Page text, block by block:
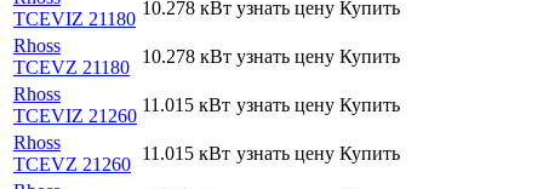
TCEVIZ 21180
10.278 кВт узнать цену Купить
Rhoss
TCEVZ 21180
10.278 кВт узнать цену Купить
Rhoss
TCEVIZ 21260
11.015 кВт узнать цену Купить
Rhoss
TCEVZ 21260
11.015 кВт узнать цену Купить